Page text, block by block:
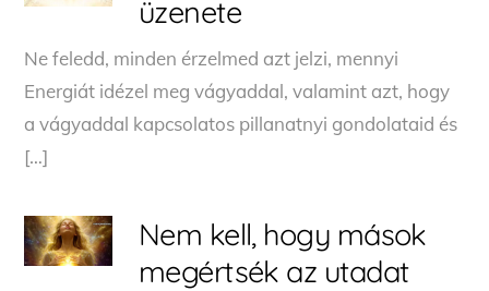
üzenete
Ne feledd, minden érzelmed azt jelzi, mennyi
Energiát idézel meg vágyaddal, valamint azt, hogy
a vágyaddal kapcsolatos pillanatnyi gondolataid és
[…]
Nem kell, hogy mások
megértsék az utadat